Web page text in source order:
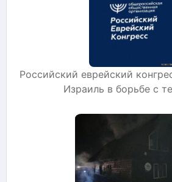
Российский еврейский
Израиль в борьбе с